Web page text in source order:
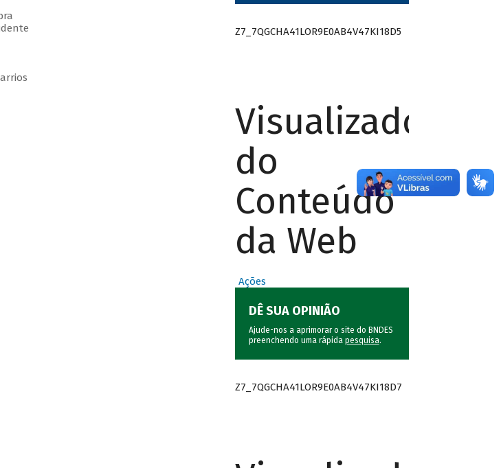
Z7_7QGCHA41LOR9E0AB4V47KI18D5
Visualizador
do
Conteúdo
da Web
Ações
DÊ SUA OPINIÃO
Ajude-nos a aprimorar o site do BNDES
preenchendo uma rápida pesquisa.
Z7_7QGCHA41LOR9E0AB4V47KI18D7